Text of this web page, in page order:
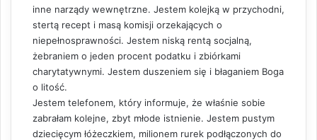
inne narządy wewnętrzne. Jestem kolejką w przychodni,
stertą recept i masą komisji orzekających o
niepełnosprawności. Jestem niską rentą socjalną,
żebraniem o jeden procent podatku i zbiórkami
charytatywnymi. Jestem duszeniem się i błaganiem Boga
o litość.
Jestem telefonem, który informuje, że właśnie sobie
zabrałam kolejne, zbyt młode istnienie. Jestem pustym
dziecięcym łóżeczkiem, milionem rurek podłączonych do